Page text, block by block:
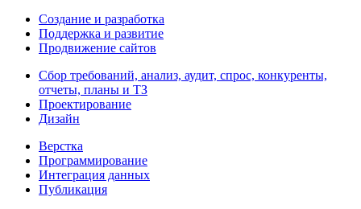
Создание и разработка
Поддержка и развитие
Продвижение сайтов
Сбор требований, анализ, аудит, спрос, конкуренты,
отчеты, планы и ТЗ
Проектирование
Дизайн
Верстка
Программирование
Интеграция данных
Публикация